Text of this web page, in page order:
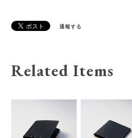
通報する
Related Items